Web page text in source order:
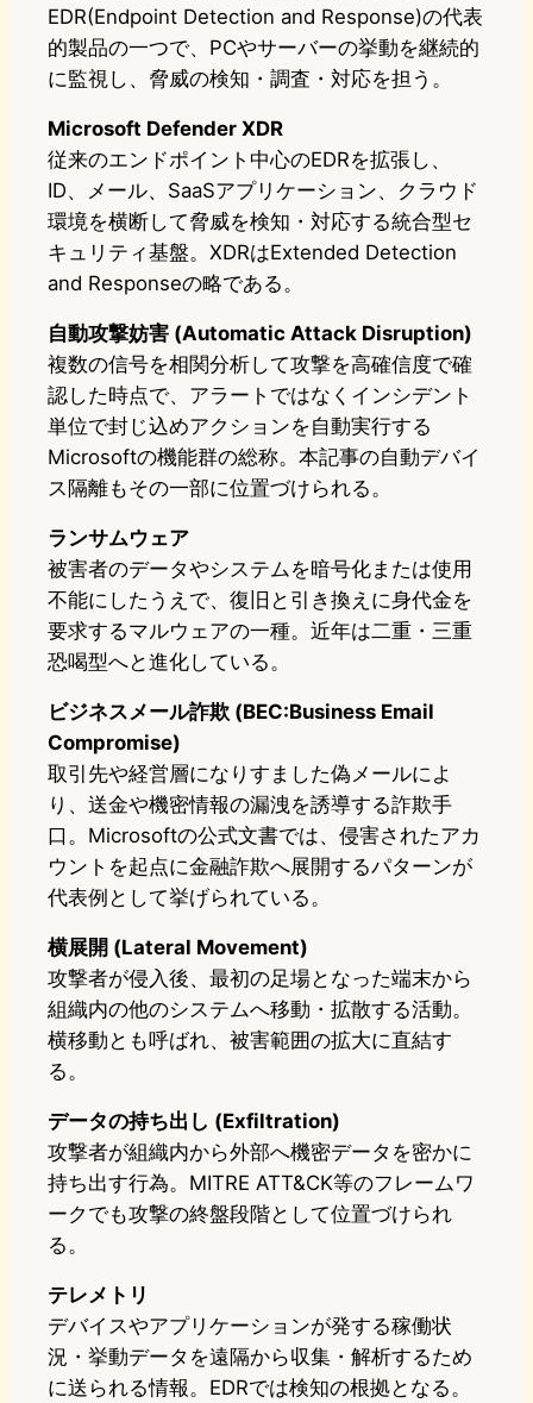
EDR(Endpoint Detection and Response)の代表
的製品の一つで、PCやサーバーの挙動を継続的
に監視し、脅威の検知・調査・対応を担う。
Microsoft Defender XDR
従来のエンドポイント中心のEDRを拡張し、
ID、メール、SaaSアプリケーション、クラウド
環境を横断して脅威を検知・対応する統合型セ
キュリティ基盤。XDRはExtended Detection
and Responseの略である。
自動攻撃妨害 (Automatic Attack Disruption)
複数の信号を相関分析して攻撃を高確信度で確
認した時点で、アラートではなくインシデント
単位で封じ込めアクションを自動実行する
Microsoftの機能群の総称。本記事の自動デバイ
ス隔離もその一部に位置づけられる。
ランサムウェア
被害者のデータやシステムを暗号化または使用
不能にしたうえで、復旧と引き換えに身代金を
要求するマルウェアの一種。近年は二重・三重
恐喝型へと進化している。
ビジネスメール詐欺 (BEC:Business Email
Compromise)
取引先や経営層になりすました偽メールによ
り、送金や機密情報の漏洩を誘導する詐欺手
口。Microsoftの公式文書では、侵害されたアカ
ウントを起点に金融詐欺へ展開するパターンが
代表例として挙げられている。
横展開 (Lateral Movement)
攻撃者が侵入後、最初の足場となった端末から
組織内の他のシステムへ移動・拡散する活動。
横移動とも呼ばれ、被害範囲の拡大に直結す
る。
データの持ち出し (Exfiltration)
攻撃者が組織内から外部へ機密データを密かに
持ち出す行為。MITRE ATT&CK等のフレームワ
ークでも攻撃の終盤段階として位置づけられ
る。
テレメトリ
デバイスやアプリケーションが発する稼働状
況・挙動データを遠隔から収集・解析するため
に送られる情報。EDRでは検知の根拠となる。